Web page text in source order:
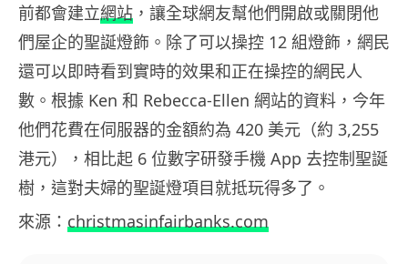
前都會建立網站 ，讓全球網友幫他們開啟或關閉他
們屋企的聖誕燈飾。除了可以操控 12 組燈飾，網民
還可以即時看到實時的效果和正在操控的網民人
數。根據 Ken 和 Rebecca-Ellen 網站的資料，今年
他們花費在伺服器的金額約為 420 美元（約 3,255
港元），相比起 6 位數字研發手機 App 去控制聖誕
樹，這對夫婦的聖誕燈項目就抵玩得多了。
來源： christmasinfairbanks.com